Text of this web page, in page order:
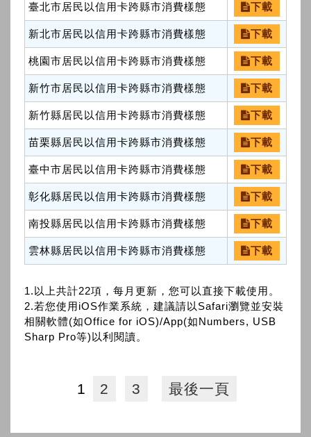
臺北市居民以信用卡跨縣市消費樣態 下載
新北市居民以信用卡跨縣市消費樣態 下載
桃園市居民以信用卡跨縣市消費樣態 下載
新竹市居民以信用卡跨縣市消費樣態 下載
新竹縣居民以信用卡跨縣市消費樣態 下載
苗栗縣居民以信用卡跨縣市消費樣態 下載
臺中市居民以信用卡跨縣市消費樣態 下載
彰化縣居民以信用卡跨縣市消費樣態 下載
南投縣居民以信用卡跨縣市消費樣態 下載
雲林縣居民以信用卡跨縣市消費樣態 下載
1.以上共計22項，每月更新，您可以直接下載使用。
2.若您使用iOS作業系統，建議請以Safari瀏覽並安裝
相關軟體(如Office for iOS)/App(如Numbers, USB
Sharp Pro等)以利閱讀。
1 2 3 最後一頁